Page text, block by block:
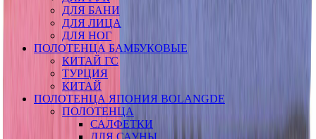
ДЛЯ БАНИ
ДЛЯ ЛИЦА
ДЛЯ НОГ
ПОЛОТЕНЦА БАМБУКОВЫЕ
КИТАЙ ГС
ТУРЦИЯ
КИТАЙ
ПОЛОТЕНЦА ЯПОНИЯ BOLANGDE
ПОЛОТЕНЦА
САЛФЕТКИ
ДЛЯ САУНЫ